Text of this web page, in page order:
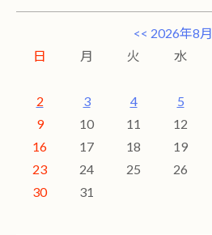
<< 2026年8月
日
月 火 水
2
3 4 5
9
10 11 12
16
17 18 19
23
24 25 26
30
31